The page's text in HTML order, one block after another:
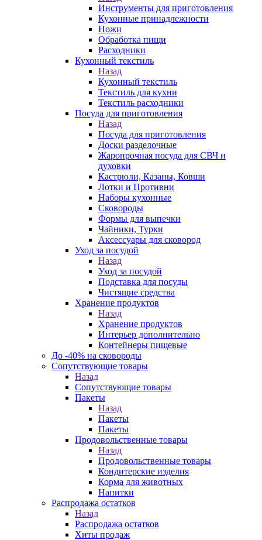
Инструменты для приготовления
Кухонные принадлежности
Ножи
Обработка пищи
Расходники
Кухонный текстиль
Назад
Кухонный текстиль
Текстиль для кухни
Текстиль расходники
Посуда для приготовления
Назад
Посуда для приготовления
Доски разделочные
Жаропрочная посуда для СВЧ и
духовки
Кастрюли, Казаны, Ковши
Лотки и Противни
Наборы кухонные
Сковороды
Формы для выпечки
Чайники, Турки
Аксессуары для сковород
Уход за посудой
Назад
Уход за посудой
Подставка для посуды
Чистящие средства
Хранение продуктов
Назад
Хранение продуктов
Интерьер дополнительно
Контейнеры пищевые
До -40% на сковороды
Сопутствующие товары
Назад
Сопутствующие товары
Пакеты
Назад
Пакеты
Пакеты
Продовольственные товары
Назад
Продовольственные товары
Кондитерские изделия
Корма для животных
Напитки
Распродажа остатков
Назад
Распродажа остатков
Хиты продаж